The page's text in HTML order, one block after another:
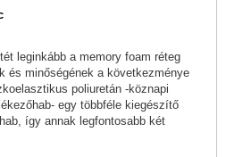
leginkább a memory foam réteg
és minőségének a következménye
poliuretán -köznapi
egy többféle kiegészítő
így annak legfontosabb két